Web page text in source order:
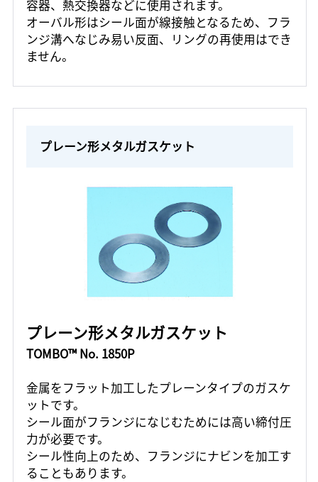
容器、熱交換器などに使用されます。
オーバル形はシール面が線接触となるため、フラ
ンジ溝へなじみ易い反面、リングの再使用はでき
ません。
プレーン形メタルガスケット
プレーン形メタルガスケット
TOMBO™ No. 1850P
金属をフラット加工したプレーンタイプのガスケ
ットです。
シール面がフランジになじむためには高い締付圧
力が必要です。
シール性向上のため、フランジにナビンを加工す
ることもあります。